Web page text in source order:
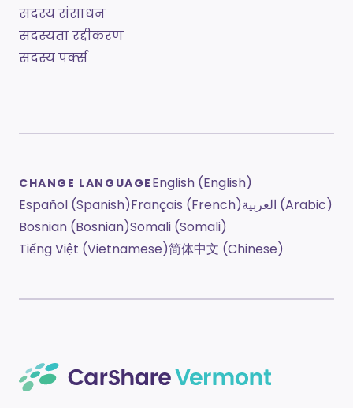
सदस्य संसाधन
सदस्यता रद्दीकरण
सदस्य पर्क्स
CHANGE LANGUAGE English (English)
Español (Spanish)Français (French)
العربية (Arabic)
Bosnian (Bosnian)Somali (Somali)
Tiếng Việt (Vietnamese)简体中文 (Chinese)